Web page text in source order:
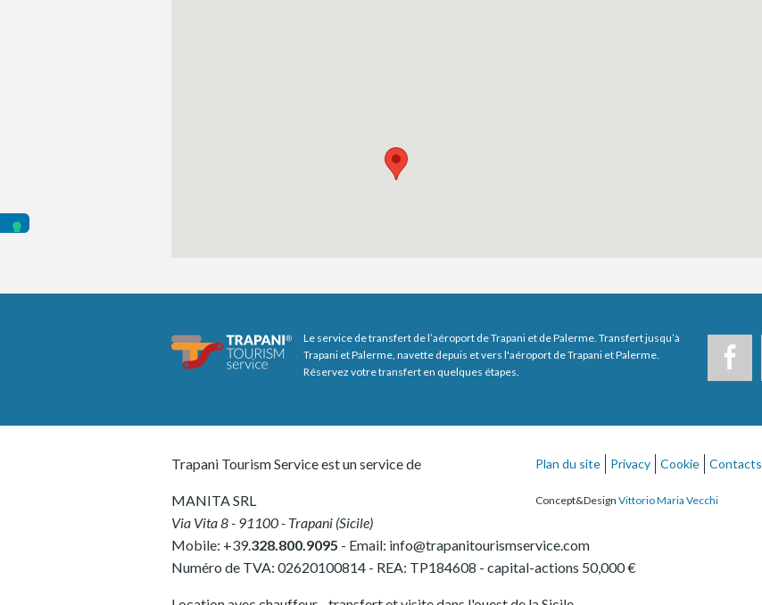
Le service de transfert de l’aéroport de Trapani et de Palerme. Transfert jusqu’à
Trapani et Palerme, navette depuis et vers l'aéroport de Trapani et Palerme.
Réservez votre transfert en quelques étapes.
Trapani Tourism Service est un service de
MANITA SRL
Via Vita 8- 91100- Trapani (Sicile)
Mobile: +39.328.800.9095 - Email: info@trapanitourismservice.com
Numéro de TVA: 02620100814 - REA: TP184608 - capital-actions 50,000 €
Plan du site Privacy Cookie Contacts
Concept&Design Vittorio Maria Vecchi